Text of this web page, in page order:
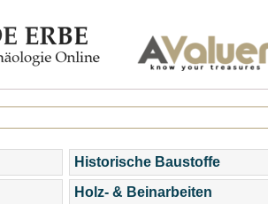
Historische Baustoffe
Holz- & Beinarbeiten